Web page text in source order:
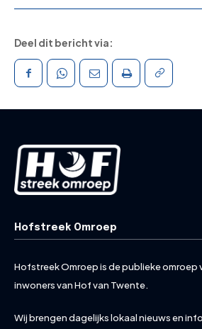
Deel dit bericht via:
Hofstreek Omroep
Hofstreek Omroep is de publieke omroep
inwoners van Hof van Twente.
Wij brengen dagelijks lokaal nieuws en